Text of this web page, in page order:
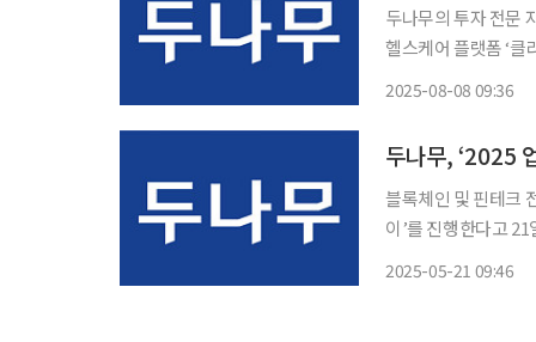
두나무의 투자 전문
헬스케어 플랫폼 ‘
2025-08-08 09:36
두나무, ‘2025
블록체인 및 핀테크
이’를 진행한다고 21일 밝혔다. ‘비트코인 피자데이’는 최초
2025-05-21 09:46